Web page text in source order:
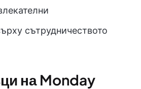
сътрудничеството
на Monday